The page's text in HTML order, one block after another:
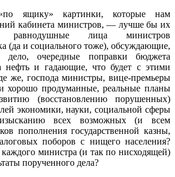
ящику» картинки, которые нам
кабинета министров, — лучше бы их
равнодушные лица министров
(да и социального тоже), обсуждающие,
очередные поправки бюджета
нефть и гадающие, что будет с этими
же, господа министры, вице-премьеры
хорошо продуманные, реальные планы
(восстановлению порушенных)
экономики, науки, социальной сферы
всех возможных (и всем
пополнения государственной казны,
поборов с нищего населения?
министра (и так по нисходящей)
порученного дела?